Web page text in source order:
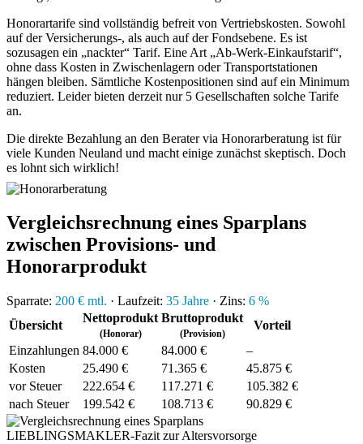
Honorartarife sind vollständig befreit von Vertriebskosten. Sowohl
auf der Versicherungs-, als auch auf der Fondsebene. Es ist
sozusagen ein „nackter“ Tarif. Eine Art „Ab-Werk-Einkaufstarif“,
ohne dass Kosten in Zwischenlagern oder Transportstationen
hängen bleiben. Sämtliche Kostenpositionen sind auf ein Minimum
reduziert. Leider bieten derzeit nur 5 Gesellschaften solche Tarife
an.
Die direkte Bezahlung an den Berater via Honorarberatung ist für
viele Kunden Neuland und macht einige zunächst skeptisch. Doch
es lohnt sich wirklich!
Vergleichsrechnung eines Sparplans
zwischen Provisions- und
Honorarprodukt
Sparrate: 200 € mtl. · Laufzeit: 35 Jahre · Zins: 6 %
Über­sicht
Netto­produkt
(Honorar)
Brutto­produkt
(Provision)
Vorteil
Ein­zah­lungen 84.000 € 84.000 €
–
Kosten
25.490 € 71.365 €
45.875 €
vor Steuer
222.654 € 117.271 €
105.382 €
nach Steuer
199.542 € 108.713 € 90.829 €
LIEBLINGSMAKLER-Fazit zur Altersvorsorge